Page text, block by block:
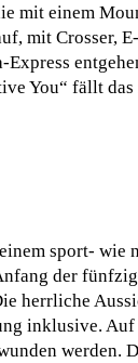
mit einem
mit Crosser,
You“ fällt
sport- wie
der
herrliche
inklusive.
werden.